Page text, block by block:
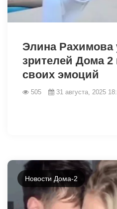
Элина Рахимова
зрителей Дома 2
своих эмоций
505 31 августа, 2025
Новости Дома-2